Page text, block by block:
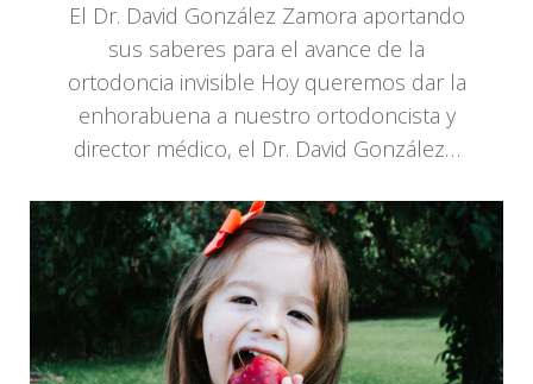
El Dr. David González Zamora aportando
sus saberes para el avance de la
ortodoncia invisible Hoy queremos dar la
enhorabuena a nuestro ortodoncista y
director médico, el Dr. David González…